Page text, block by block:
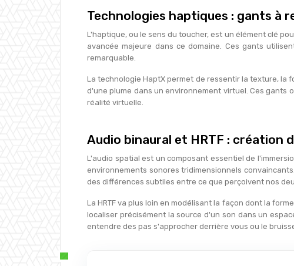
Technologies haptiques : gants à
L'haptique, ou le sens du toucher, est un élément clé
avancée majeure dans ce domaine. Ces gants
remarquable.
La technologie HaptX permet de ressentir la texture, la
d'une plume dans un environnement virtuel. Ces
réalité virtuelle.
Audio binaural et HRTF : création
L'audio spatial est un composant essentiel de
environnements sonores tridimensionnels
des différences subtiles entre ce que perçoivent nos
La HRTF va plus loin en modélisant la façon dont la
localiser précisément la source d'un son dans un
entendre des pas s'approcher derrière vous ou le